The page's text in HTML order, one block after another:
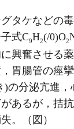
タケなどの
式C9H2(/0)O2
興奮させる薬
胃腸管の痙
)の分泌亢進
あるが，拮
。（図）